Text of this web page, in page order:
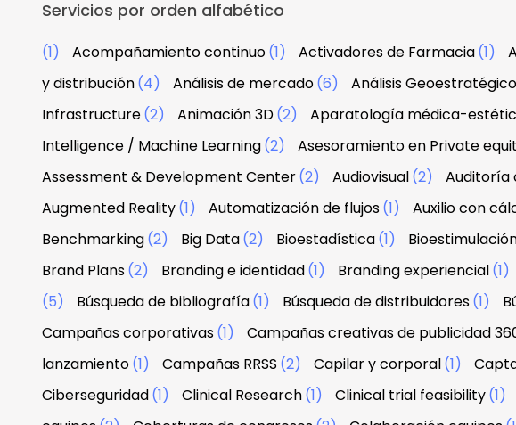
Servicios por orden alfabético
(1) Acompañamiento continuo(1) Activadores de Farmacia(1)
y distribución(4) Análisis de mercado(6) Análisis Geoestratégico
Infrastructure(2) Animación 3D(2) Aparatología médica-
Intelligence / Machine Learning(2) Asesoramiento en Private
Assessment & Development Center(2) Audiovisual(2) Auditoría
Augmented Reality(1) Automatización de flujos(1) Auxilio con
Benchmarking(2) Big Data(2) Bioestadística(1)
Brand Plans(2) Branding e identidad(1) Branding experiencial(1)
(5)
Búsqueda de bibliografía(1) Búsqueda de distribuidores(1)
Campañas corporativas(1) Campañas creativas de publicidad
lanzamiento(1) Campañas RRSS (2) Capilar y corporal(1)
Ciberseguridad(1) Clinical Research(1) Clinical trial feasibility(1)